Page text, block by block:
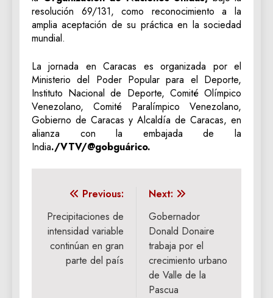
resolución 69/131, como reconocimiento a la
amplia aceptación de su práctica en la sociedad
mundial.
La jornada en Caracas es organizada por el
Ministerio del Poder Popular para el Deporte,
Instituto Nacional de Deporte, Comité Olímpico
Venezolano, Comité Paralímpico Venezolano,
Gobierno de Caracas y Alcaldía de Caracas, en
alianza con la embajada de la
India./VTV/@gobguárico.
Navegación
de
entradas
Previous:
Precipitaciones de
intensidad variable
continúan en gran
parte del país
Next:
Gobernador
Donald Donaire
trabaja por el
crecimiento urbano
de Valle de la
Pascua